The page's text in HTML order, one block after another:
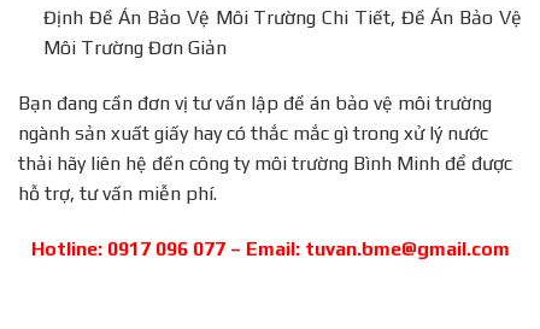
Định Đề Án Bảo Vệ Môi Trường Chi Tiết, Đề Án Bảo Vệ
Môi Trường Đơn Giản
Bạn đang cần đơn vị tư vấn lập đề án bảo vệ môi trường
ngành sản xuất giấy hay có thắc mắc gì trong xử lý nước
thải hãy liên hệ đến công ty môi trường Bình Minh để được
hỗ trợ, tư vấn miễn phí.
Hotline: 0917 096 077 – Email: tuvan.bme@gmail.com